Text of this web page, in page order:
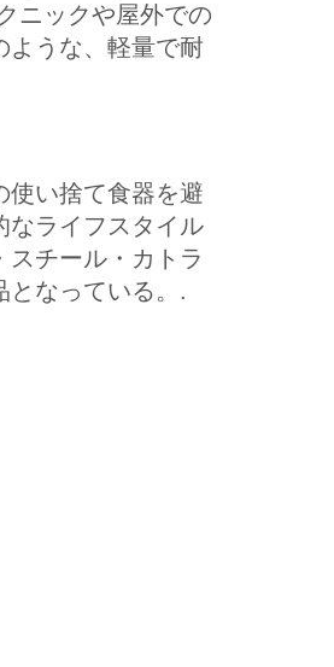
ニックや屋外での
ような、軽量で耐
使い捨て食器を避
なライフスタイル
チール・カトラ
となっている。.